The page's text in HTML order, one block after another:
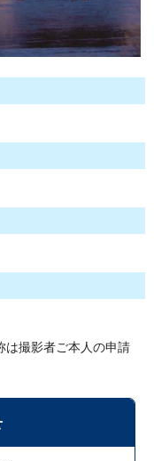
は撮影者ご本人の申請